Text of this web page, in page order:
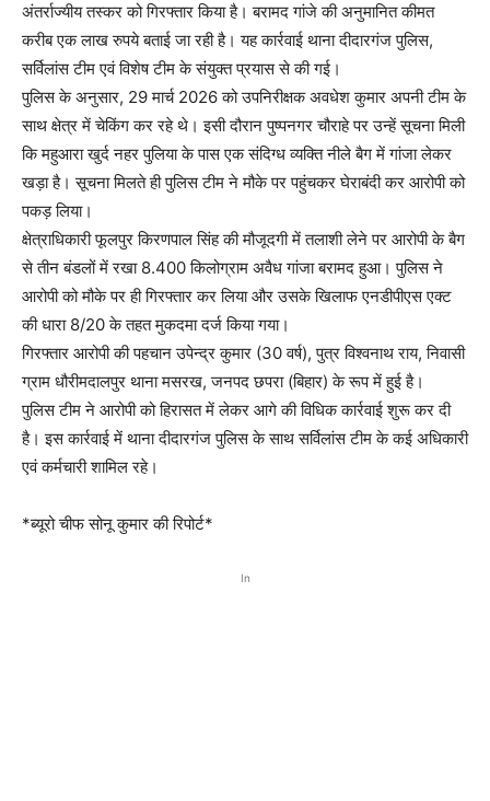
अंतर्राज्यीय तस्कर को गिरफ्तार किया है। बरामद गांजे की अनुमानित कीमत
करीब एक लाख रुपये बताई जा रही है। यह कार्रवाई थाना दीदारगंज पुलिस,
सर्विलांस टीम एवं विशेष टीम के संयुक्त प्रयास से की गई।
पुलिस के अनुसार, 29 मार्च 2026 को उपनिरीक्षक अवधेश कुमार अपनी टीम के
साथ क्षेत्र में चेकिंग कर रहे थे। इसी दौरान पुष्पनगर चौराहे पर उन्हें सूचना मिली
कि महुआरा खुर्द नहर पुलिया के पास एक संदिग्ध व्यक्ति नीले बैग में गांजा लेकर
खड़ा है। सूचना मिलते ही पुलिस टीम ने मौके पर पहुंचकर घेराबंदी कर आरोपी को
पकड़ लिया।
क्षेत्राधिकारी फूलपुर किरणपाल सिंह की मौजूदगी में तलाशी लेने पर आरोपी के बैग
से तीन बंडलों में रखा 8.400 किलोग्राम अवैध गांजा बरामद हुआ। पुलिस ने
आरोपी को मौके पर ही गिरफ्तार कर लिया और उसके खिलाफ एनडीपीएस एक्ट
की धारा 8/20 के तहत मुकदमा दर्ज किया गया।
गिरफ्तार आरोपी की पहचान उपेन्द्र कुमार (30 वर्ष), पुत्र विश्वनाथ राय, निवासी
ग्राम धौरीमदालपुर थाना मसरख, जनपद छपरा (बिहार) के रूप में हुई है।
पुलिस टीम ने आरोपी को हिरासत में लेकर आगे की विधिक कार्रवाई शुरू कर दी
है। इस कार्रवाई में थाना दीदारगंज पुलिस के साथ सर्विलांस टीम के कई अधिकारी
एवं कर्मचारी शामिल रहे।
*ब्यूरो चीफ सोनू कुमार की रिपोर्ट*
In